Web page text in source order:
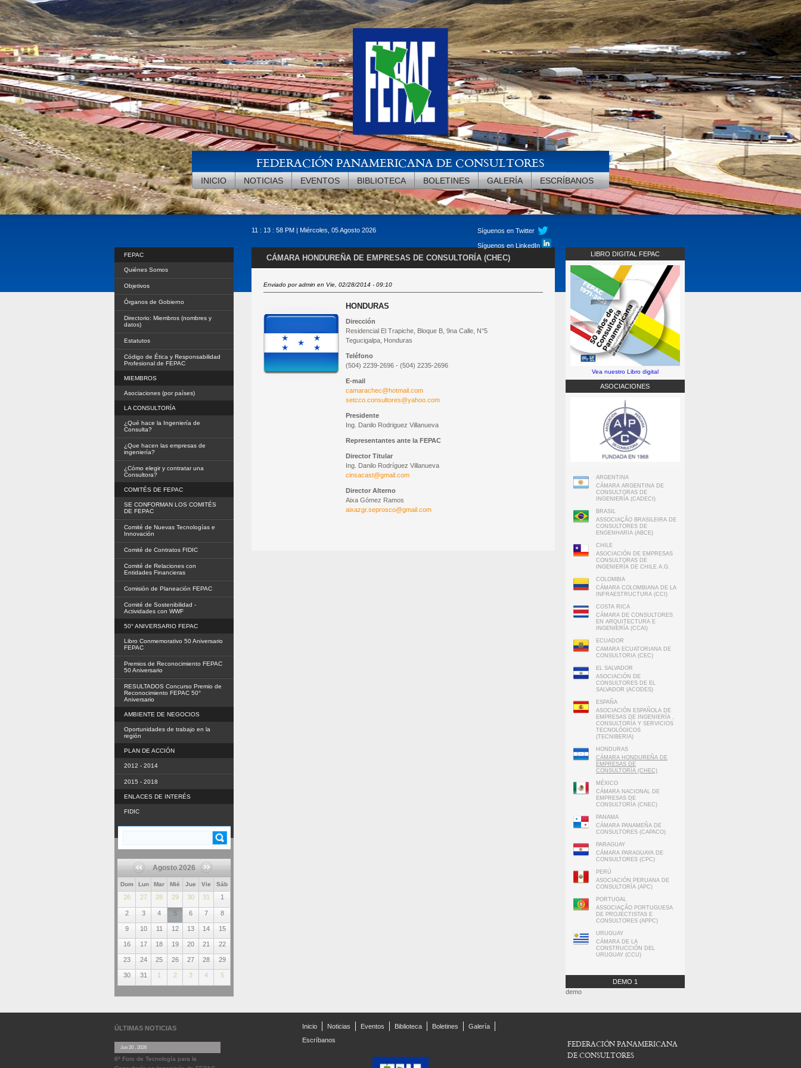
Pasar al contenido principal
FEDERACIÓN PANAMERICANA DE CONSULTORES
INICIO NOTICIAS EVENTOS BIBLIOTECA BOLETINES GALERÍA ESCRÍBANOS
11 : 13 : 58 PM | Miércoles, 05 Agosto 2026 Síguenos en Twitter
Síguenos en LinkedIn
CÁMARA HONDUREÑA DE EMPRESAS DE CONSULTORÍA (CHEC)
Enviado poradmin en Vie, 02/28/2014 - 09:10
HONDURAS
Dirección
Residencial El Trapiche, Bloque B, 9na Calle, N°5
Tegucigalpa, Honduras
Teléfono
(504) 2239-2696 - (504) 2235-2696
E-mail
camarachec@hotmail.com
setcco.consultores@yahoo.com
Presidente
Ing. Danilo Rodriguez Villanueva
Representantes ante laFEPAC
Director Titular
Ing. Danilo Rodríguez Villanueva
cinsacast@gmail.com
Director Alterno
Aixa Gómez Ramos
aixazgr.seprosco@gmail.com
FEPAC
Quiénes Somos
Objetivos
Órganos de Gobierno
Directorio: Miembros (nombres y
datos)
Estatutos
Código de Ética y Responsabilidad
Profesional de FEPAC
MIEMBROS
Asociaciones (por países)
LA CONSULTORÍA
¿Qué hace la Ingeniería de
Consulta?
¿Que hacen las empresas de
ingeniería?
¿Cómo elegir y contratar una
Consultora?
COMITÉS DE FEPAC
SE CONFORMAN LOS COMITÉS
DE FEPAC
Comité de Nuevas Tecnologías e
Innovación
Comité de Contratos FIDIC
Comité de Relaciones con
Entidades Financieras
Comisión de Planeación FEPAC
Comité de Sostenibilidad -
Actividades con WWF
50° ANIVERSARIO FEPAC
Libro Conmemorativo 50 Aniversario
FEPAC
Premios de Reconocimiento FEPAC
50 Aniversario
RESULTADOS Concurso Premio de
Reconocimiento FEPAC 50°
Aniversario
AMBIENTE DE NEGOCIOS
Oportunidades de trabajo en la
región
PLAN DE ACCIÓN
2012 - 2014
2015 - 2018
ENLACES DE INTERÉS
FIDIC
BÚSQUEDA
Agosto 2026
Dom Lun Mar Mié Jue Vie Sáb
26 27 28 29 30 31 1
2 3 4 5 6 7 8
9 10 11 12 13 14 15
16 17 18 19 20 21 22
23 24 25 26 27 28 29
30 31 1 2 3 4 5
LIBRO DIGITAL FEPAC
Vea nuestro Libro digital
ASOCIACIONES
ARGENTINA
CÁMARA ARGENTINA DE
CONSULTORAS DE
INGENIERÍA (CADECI)
BRASIL
ASSOCIAÇÃO BRASILEIRA DE
CONSULTORES DE
ENGENHARIA (ABCE)
CHILE
ASOCIACIÓN DE EMPRESAS
CONSULTORAS DE
INGENIERÍA DE CHILE A.G.
COLOMBIA
CÁMARA COLOMBIANA DE LA
INFRAESTRUCTURA (CCI)
COSTA RICA
CÁMARA DE CONSULTORES
EN ARQUITECTURA E
INGENIERÍA (CCAI)
ECUADOR
CAMARA ECUATORIANA DE
CONSULTORIA (CEC)
EL SALVADOR
ASOCIACIÓN DE
CONSULTORES DE EL
SALVADOR (ACODES)
ESPAÑA
ASOCIACIÓN ESPAÑOLA DE
EMPRESAS DE INGENIERÍA ,
CONSULTORÍA Y SERVICIOS
TECNOLÓGICOS
(TECNIBERIA)
HONDURAS
CÁMARA HONDUREÑA DE
EMPRESAS DE
CONSULTORÍA (CHEC)
MÉXICO
CÁMARA NACIONAL DE
EMPRESAS DE
CONSULTORÍA (CNEC)
PANAMA
CÁMARA PANAMEÑA DE
CONSULTORES (CAPACO)
PARAGUAY
CÁMARA PARAGUAYA DE
CONSULTORES (CPC)
PERÚ
ASOCIACIÓN PERUANA DE
CONSULTORÍA (APC)
PORTUGAL
ASSOCIAÇÃO PORTUGUESA
DE PROJECTISTAS E
CONSULTORES (APPC)
URUGUAY
CÁMARA DE LA
CONSTRUCCIÓN DEL
URUGUAY (CCU)
DEMO 1
demo
FEDERACIÓN PANAMERICANA
DE CONSULTORES
ÚLTIMAS NOTICIAS
Jun 20 , 2026
6º Foro de Tecnología para la
Inicio Noticias Eventos Biblioteca Boletines
Galería
Escríbanos